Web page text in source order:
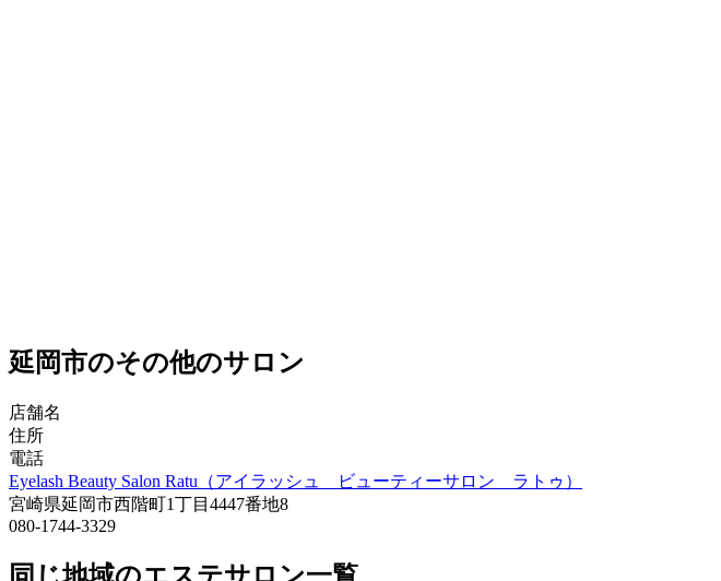
延岡市のその他のサロン
店舗名
住所
電話
Eyelash Beauty Salon Ratu（アイラッシュ ビューティーサロン ラトゥ）
宮崎県延岡市西階町1丁目4447番地8
080-1744-3329